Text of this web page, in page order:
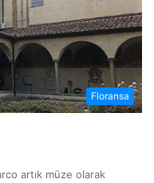
Floransa
artık müze olarak